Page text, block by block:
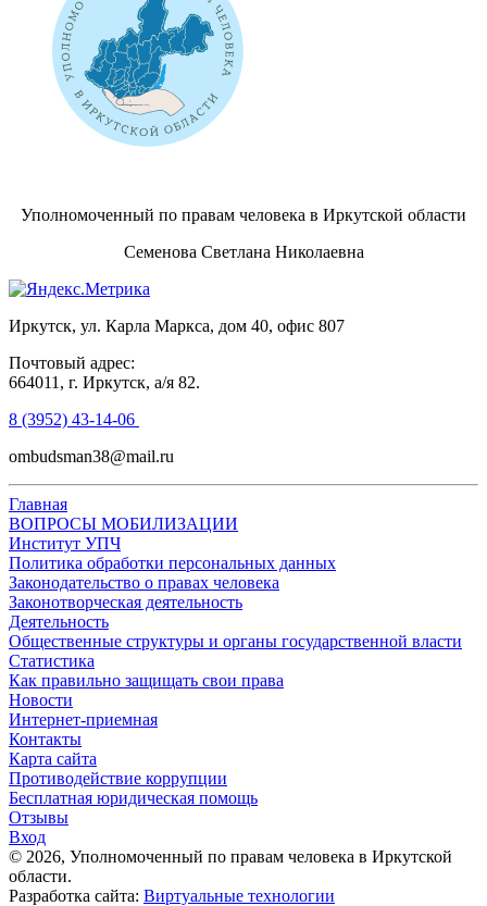
Уполномоченный по правам человека в Иркутской области
Семенова Светлана Николаевна
Иркутск, ул. Карла Маркса, дом 40, офис 807
Почтовый адрес:
664011, г. Иркутск, а/я 82.
8 (3952) 43-14-06
ombudsman38@mail.ru
Главная
ВОПРОСЫ МОБИЛИЗАЦИИ
Институт УПЧ
Политика обработки персональных данных
Законодательство о правах человека
Законотворческая деятельность
Деятельность
Общественные структуры и органы государственной власти
Статистика
Как правильно защищать свои права
Новости
Интернет-приемная
Контакты
Карта сайта
Противодействие коррупции
Бесплатная юридическая помощь
Отзывы
Вход
© 2026, Уполномоченный по правам человека в Иркутской
области.
Разработка сайта: Виртуальные технологии